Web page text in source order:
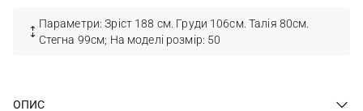
Параметри: Зріст 188 см. Груди 106см. Талія 80см.
Стегна 99см; На моделі розмір: 50
ОПИС